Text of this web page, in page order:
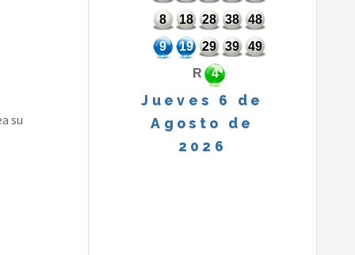
su
8 18 28 38 48
9 19 29 39 49
R 4
Jueves 6 de
Agosto de
2026